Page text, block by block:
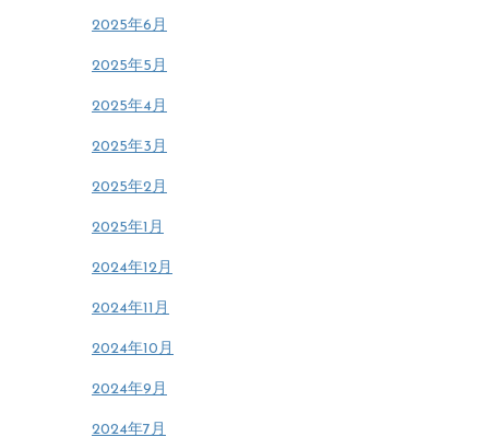
2025年6月
2025年5月
2025年4月
2025年3月
2025年2月
2025年1月
2024年12月
2024年11月
2024年10月
2024年9月
2024年7月